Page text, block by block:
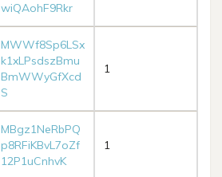
wiQAohF9Rkr
MWWf8Sp6LSx
k1xLPsdszBmu
BmWWyGfXcd
S
1
MBgz1NeRbPQ
p8RFiKBvL7oZf
12P1uCnhvK
1